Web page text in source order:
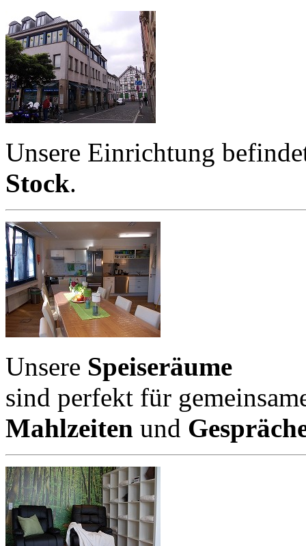
Unsere Einrichtung
Stock.
Unsere Speiseräume
sind perfekt für
Mahlzeiten und